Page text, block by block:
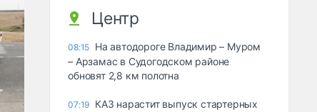
Центр
08:15 На автодороге Владимир – Муром
– Арзамас в Судогодском районе
обновят 2,8 км полотна
07:19 КАЗ нарастит выпуск стартерных